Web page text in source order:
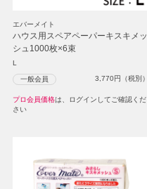
エバーメイト
ハウス用スペアペーパーキスキメッ
シュ1000枚×6束
L
一般会員 3,770円（税別）
プロ会員価格は、ログインしてご確認くだ
さい